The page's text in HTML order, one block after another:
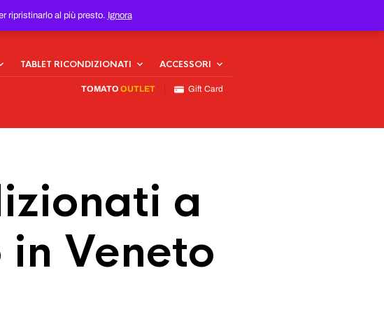
ripristinarlo al più presto. Ignora
TABLET RICONDIZIONATI ACCESSORI
TOMATO OUTLET Gift Card
a
Veneto